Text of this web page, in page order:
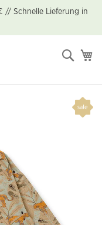
// Schnelle Lieferung in
Suche